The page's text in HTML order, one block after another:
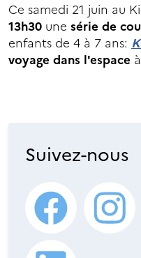
Ce samedi 21 juin au
13h30 une série de
enfants de 4 à 7 ans:
voyage dans l'espace à
Suivez-nous